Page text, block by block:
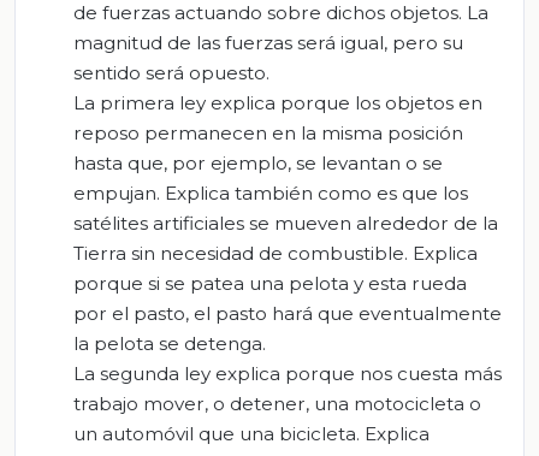
de fuerzas actuando sobre dichos objetos. La
magnitud de las fuerzas será igual, pero su
sentido será opuesto.
La primera ley explica porque los objetos en
reposo permanecen en la misma posición
hasta que, por ejemplo, se levantan o se
empujan. Explica también como es que los
satélites artificiales se mueven alrededor de la
Tierra sin necesidad de combustible. Explica
porque si se patea una pelota y esta rueda
por el pasto, el pasto hará que eventualmente
la pelota se detenga.
La segunda ley explica porque nos cuesta más
trabajo mover, o detener, una motocicleta o
un automóvil que una bicicleta. Explica